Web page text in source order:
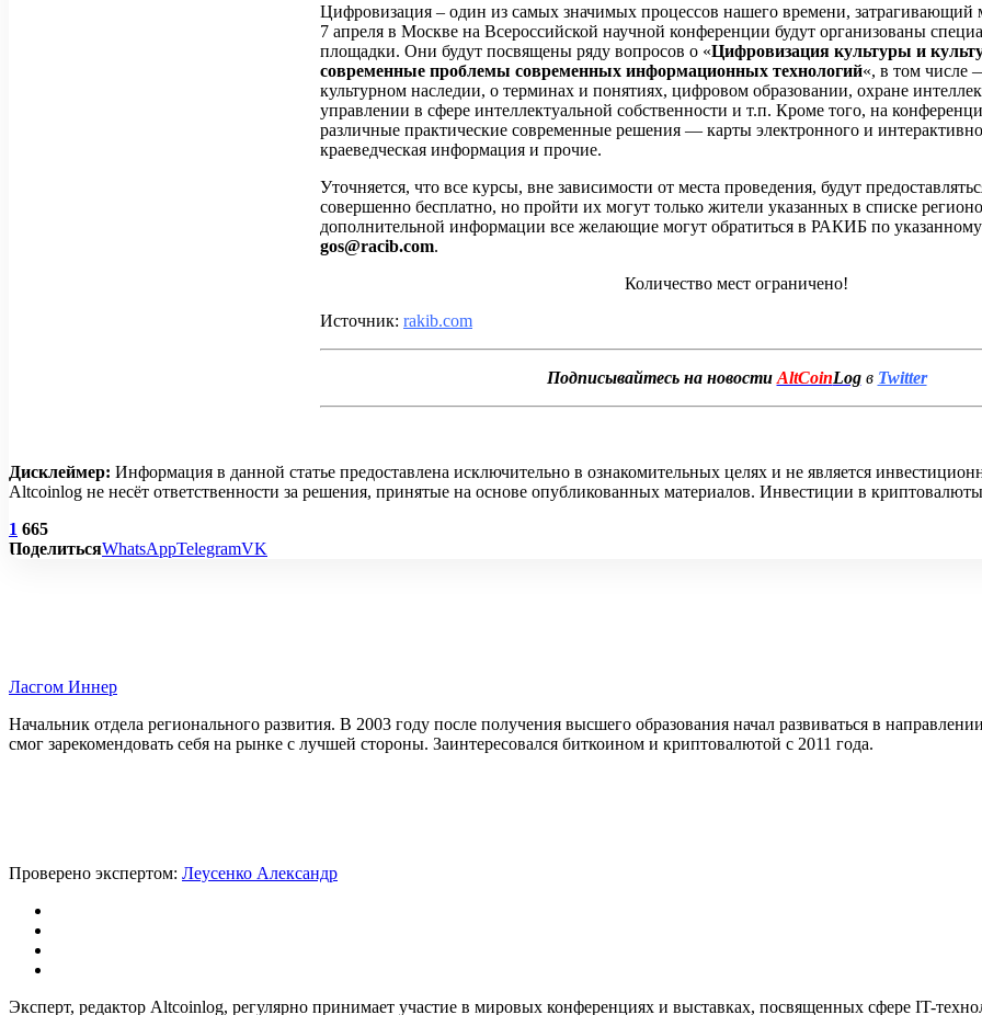
Цифровизация – один из самых значимых процессов нашего времени,
7 апреля в Москве на Всероссийской научной конференции будут организованы
площадки. Они будут посвящены ряду вопросов о «Цифровизация культуры и
современные проблемы современных информационных технологий«, в том числе
культурном наследии, о терминах и понятиях, цифровом образовании, охране
управлении в сфере интеллектуальной собственности и т.п. Кроме того, на
различные практические современные решения — карты электронного и
краеведческая информация и прочие.
Уточняется, что все курсы, вне зависимости от места проведения, будут
совершенно бесплатно, но пройти их могут только жители указанных в списке
дополнительной информации все желающие могут обратиться в РАКИБ по
gos@racib.com.
Количество мест ограничено!
Источник: rakib.com
Подписывайтесь на новости AltCoinLogв Twitter
Дисклеймер: Информация в данной статье предоставлена исключительно в ознакомительных целях и не является
Altcoinlog не несёт ответственности за решения, принятые на основе опубликованных материалов. Инвестиции в
1 665
ПоделитьсяWhatsAppTelegramVK
Ласгом Иннер
Начальник отдела регионального развития. В 2003 году после получения высшего образования начал развиваться в
смог зарекомендовать себя на рынке с лучшей стороны. Заинтересовался биткоином и криптовалютой с 2011 года.
Проверено экспертом: Леусенко Александр
Эксперт, редактор Altcoinlog, регулярно принимает участие в мировых конференциях и выставках, посвященных сфере IT-